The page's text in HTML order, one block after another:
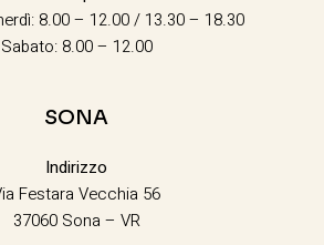
8.00 – 12.00 / 13.30 – 18.30
Sabato: 8.00 – 12.00
SONA
Indirizzo
Festara Vecchia 56
37060 Sona – VR